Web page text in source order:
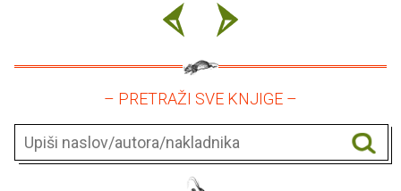
– PRETRAŽI SVE KNJIGE –